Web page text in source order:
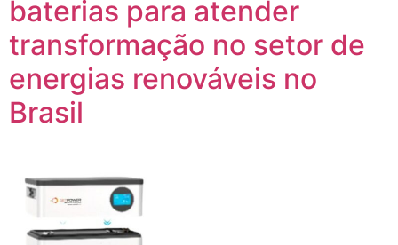
baterias para atender
transformação no setor de
energias renováveis no
Brasil